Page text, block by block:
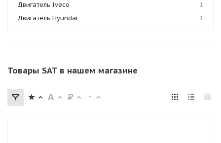
Двигатель Iveco
1
Двигатель Hyundai
1
Товары SAT в нашем магазине